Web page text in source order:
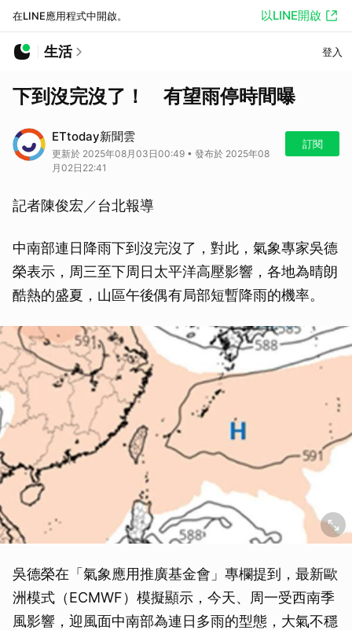
在LINE應用程式中開啟。 以LINE開啟
生活 登入
下到沒完沒了！ 有望雨停時間曝
ETtoday新聞雲
更新於 2025年08月03日00:49 • 發布於 2025年08
月02日22:41
訂閱
記者陳俊宏／台北報導
中南部連日降雨下到沒完沒了，對此，氣象專家吳德
榮表示，周三至下周日太平洋高壓影響，各地為晴朗
酷熱的盛夏，山區午後偶有局部短暫降雨的機率。
吳德榮在「氣象應用推廣基金會」專欄提到，最新歐
洲模式（ECMWF）模擬顯示，今天、周一受西南季
風影響，迎風面中南部為連日多雨的型態，大氣不穩